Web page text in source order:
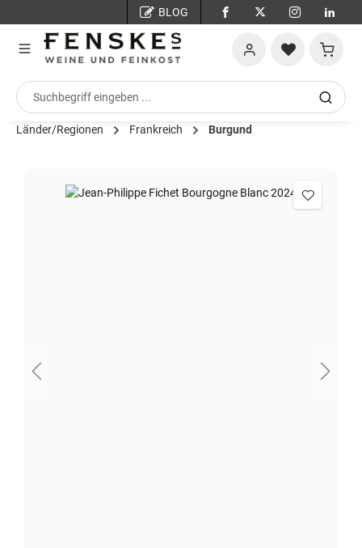
BLOG
Länder/Regionen Frankreich Burgund